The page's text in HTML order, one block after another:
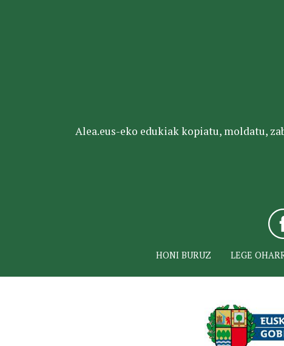
Alea.eus-eko edukiak kopiatu, moldatu,
HONI BURUZ LEGE